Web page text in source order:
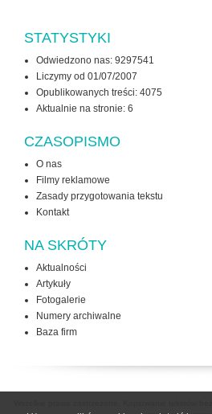
STATYSTYKI
Odwiedzono nas: 9297541
Liczymy od 01/07/2007
Opublikowanych treści: 4075
Aktualnie na stronie: 6
CZASOPISMO
O nas
Filmy reklamowe
Zasady przygotowania tekstu
Kontakt
NA SKRÓTY
Aktualności
Artykuły
Fotogalerie
Numery archiwalne
Baza firm